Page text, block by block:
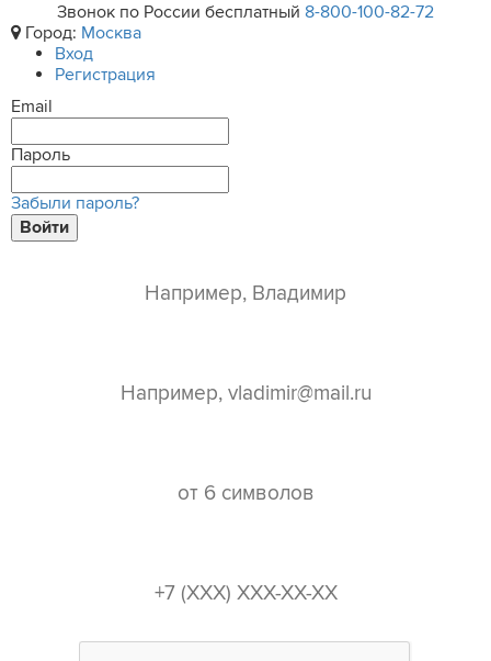
Звонок по России бесплатный 8-800-100-82-72
Город: Москва
Вход
Регистрация
Email
Пароль
Забыли пароль?
Войти